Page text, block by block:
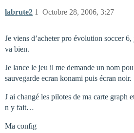
labrute2 Octobre 28, 2006, 3:27
1
Je viens d’acheter pro évolution soccer
va bien.
Je lance le jeu il me demande un nom
sauvegarde ecran konami puis écran noir.
J ai changé les pilotes de ma carte graph
n y fait…
Ma config